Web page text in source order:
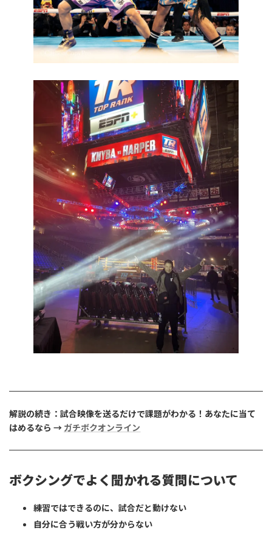
解説の続き：試合映像を送るだけで課題がわかる！あなたに当て
はめるなら → ガチボクオンライン
ボクシングでよく聞かれる質問について
練習ではできるのに、試合だと動けない
自分に合う戦い方が分からない